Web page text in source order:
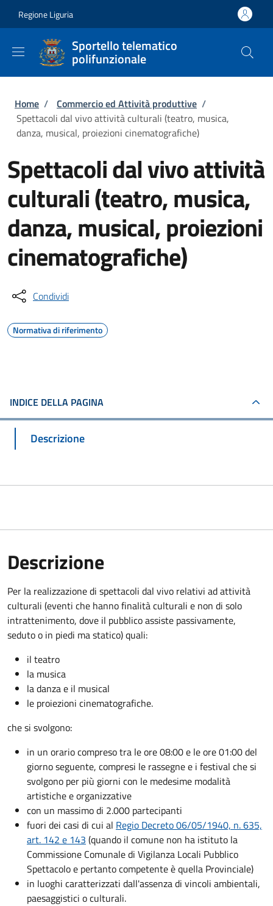
Regione Liguria
Sportello telematico
polifunzionale
Briciole di pane
Home / Commercio ed Attività produttive /
Spettacoli dal vivo attività culturali (teatro, musica,
danza, musical, proiezioni cinematografiche)
Spettacoli dal vivo attività
culturali (teatro, musica,
danza, musical, proiezioni
cinematografiche)
Condividi
Normativa di riferimento
INDICE DELLA PAGINA
Descrizione
Descrizione
Per la realizzazione di spettacoli dal vivo relativi ad attività
culturali (eventi che hanno finalità culturali e non di solo
intrattenimento, dove il pubblico assiste passivamente,
seduto o in piedi ma statico) quali:
il teatro
la musica
la danza e il musical
le proiezioni cinematografiche.
che si svolgono:
in un orario compreso tra le ore 08:00 e le ore 01:00 del
giorno seguente, compresi le rassegne e i festival che si
svolgono per più giorni con le medesime modalità
artistiche e organizzative
con un massimo di 2.000 partecipanti
fuori dei casi di cui al Regio Decreto 06/05/1940, n. 635,
art. 142 e 143 (quando il comune non ha istituto la
Commissione Comunale di Vigilanza Locali Pubblico
Spettacolo e pertanto competente è quella Provinciale)
in luoghi caratterizzati dall'assenza di vincoli ambientali,
paesaggistici o culturali.